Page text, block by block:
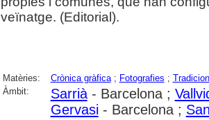
veïnatge. (Editorial).
Matèries: Crònica gràfica; Fotografies ;
Àmbit:
Sarrià- Barcelona ;
Gervasi- Barcelona ;